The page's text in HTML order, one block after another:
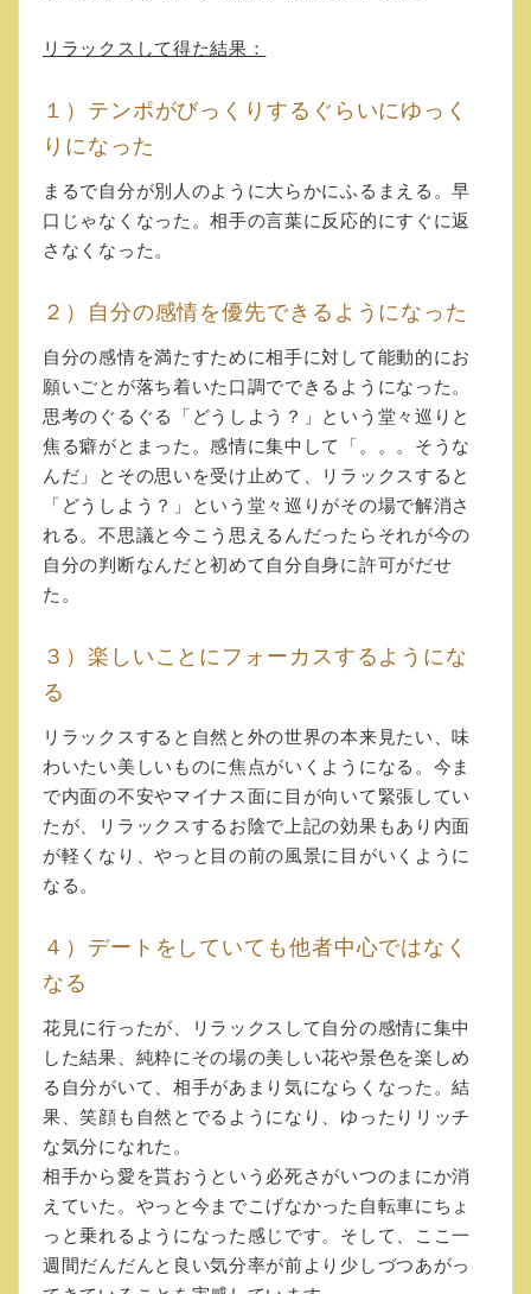
リラックスして得た結果：
１）テンポがびっくりするぐらいにゆっく
りになった
まるで自分が別人のように大らかにふるまえる。早
口じゃなくなった。相手の言葉に反応的にすぐに返
さなくなった。
２）自分の感情を優先できるようになった
自分の感情を満たすために相手に対して能動的にお
願いごとが落ち着いた口調でできるようになった。
思考のぐるぐる「どうしよう？」という堂々巡りと
焦る癖がとまった。感情に集中して「。。。そうな
んだ」とその思いを受け止めて、リラックスすると
「どうしよう？」という堂々巡りがその場で解消さ
れる。不思議と今こう思えるんだったらそれが今の
自分の判断なんだと初めて自分自身に許可がだせ
た。
３）楽しいことにフォーカスするようにな
る
リラックスすると自然と外の世界の本来見たい、味
わいたい美しいものに焦点がいくようになる。今ま
で内面の不安やマイナス面に目が向いて緊張してい
たが、リラックスするお陰で上記の効果もあり内面
が軽くなり、やっと目の前の風景に目がいくように
なる。
４）デートをしていても他者中心ではなく
なる
花見に行ったが、リラックスして自分の感情に集中
した結果、純粋にその場の美しい花や景色を楽しめ
る自分がいて、相手があまり気にならくなった。結
果、笑顔も自然とでるようになり、ゆったりリッチ
な気分になれた。
相手から愛を貰おうという必死さがいつのまにか消
えていた。やっと今までこげなかった自転車にちょ
っと乗れるようになった感じです。そして、ここ一
週間だんだんと良い気分率が前より少しづつあがっ